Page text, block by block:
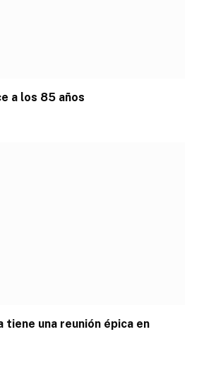
a los 85 años
tiene una reunión épica en